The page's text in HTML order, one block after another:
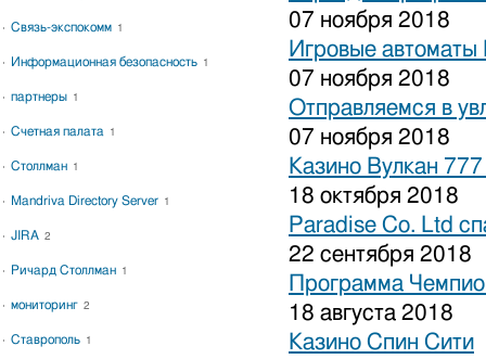
07 ноября 2018
Игровые автоматы
07 ноября 2018
Отправляемся в
07 ноября 2018
Казино Вулкан
18 октября 2018
Paradise Co. Ltd
22 сентября 2018
Программа
18 августа 2018
Казино Спин Сити
Связь-экспокомм 1
Информационная безопасность 1
партнеры 1
Счетная палата 1
Столлман 1
Mandriva Directory Server 1
JIRA 2
Ричард Столлман 1
мониторинг 2
Ставрополь 1